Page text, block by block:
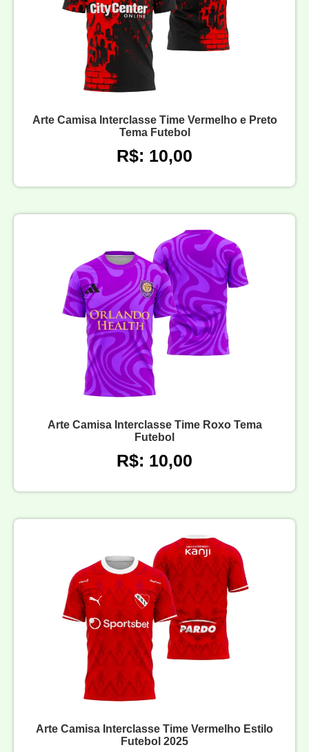
Arte Camisa Interclasse Time Vermelho e Preto
Tema Futebol
R$: 10,00
Arte Camisa Interclasse Time Roxo Tema
Futebol
R$: 10,00
Arte Camisa Interclasse Time Vermelho Estilo
Futebol 2025